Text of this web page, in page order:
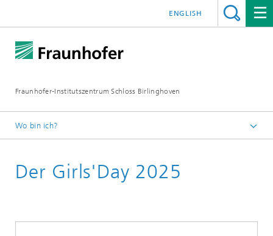
Fraunhofer-Institutszentrum Schloss Birlinghoven
ENGLISH
Wo bin ich?
Veranstaltungen
Der Girls'Day 2025